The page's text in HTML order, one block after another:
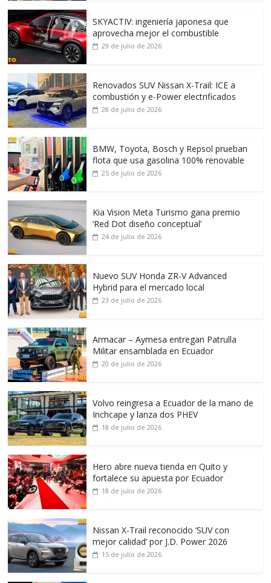
SKYACTIV: ingeniería japonesa que
aprovecha mejor el combustible
29 de julio de 2026
Renovados SUV Nissan X-Trail: ICE a
combustión y e-Power electrificados
28 de julio de 2026
BMW, Toyota, Bosch y Repsol prueban
flota que usa gasolina 100% renovable
25 de julio de 2026
Kia Vision Meta Turismo gana premio
‘Red Dot diseño conceptual’
24 de julio de 2026
Nuevo SUV Honda ZR-V Advanced
Hybrid para el mercado local
23 de julio de 2026
Armacar – Aymesa entregan Patrulla
Militar ensamblada en Ecuador
20 de julio de 2026
Volvo reingresa a Ecuador de la mano de
Inchcape y lanza dos PHEV
18 de julio de 2026
Hero abre nueva tienda en Quito y
fortalece su apuesta por Ecuador
18 de julio de 2026
Nissan X-Trail reconocido ‘SUV con
mejor calidad’ por J.D. Power 2026
15 de julio de 2026